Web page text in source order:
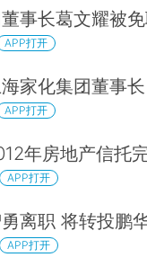
事长葛文耀被
APP打开
家化集团董事长
APP打开
年房地产信托
APP打开
离职 将转投鹏
APP打开